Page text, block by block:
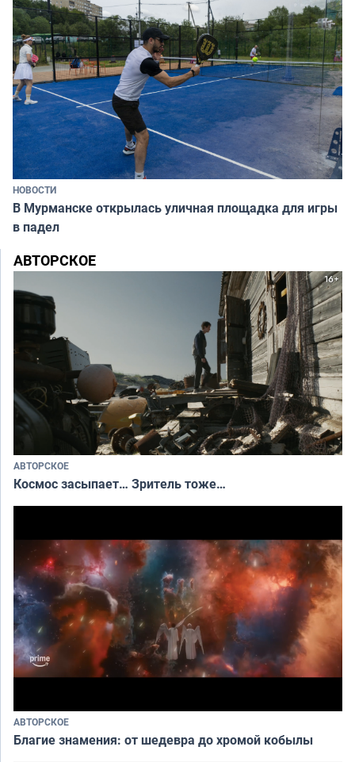
НОВОСТИ
В Мурманске открылась уличная площадка для игры
в падел
АВТОРСКОЕ
АВТОРСКОЕ
Космос засыпает… Зритель тоже…
АВТОРСКОЕ
Благие знамения: от шедевра до хромой кобылы